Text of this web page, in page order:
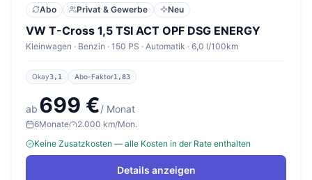
Abo Privat & Gewerbe Neu
VW T-Cross 1,5 TSI ACT OPF DSG ENERGY
Kleinwagen · Benzin · 150 PS · Automatik · 6,0 l/100km
Okay3,1 Abo-Faktor1,83
ab 699 €/ Monat
6Monate
2.000 km/Mon.
Keine Zusatzkosten — alle Kosten in der Rate enthalten
Details anzeigen